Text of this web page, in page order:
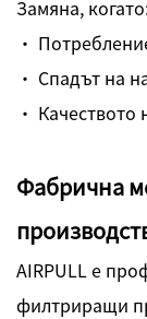
Замяна,
·
· Спадът на
· Качеството
Фабрична
AIRPULL е
филтриращи